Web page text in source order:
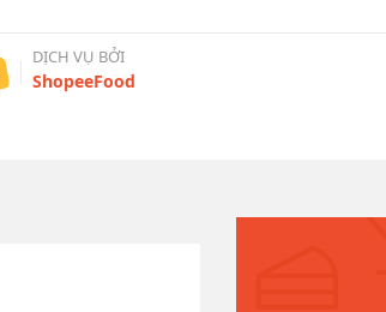
DỊCH VỤ BỞI
ShopeeFood